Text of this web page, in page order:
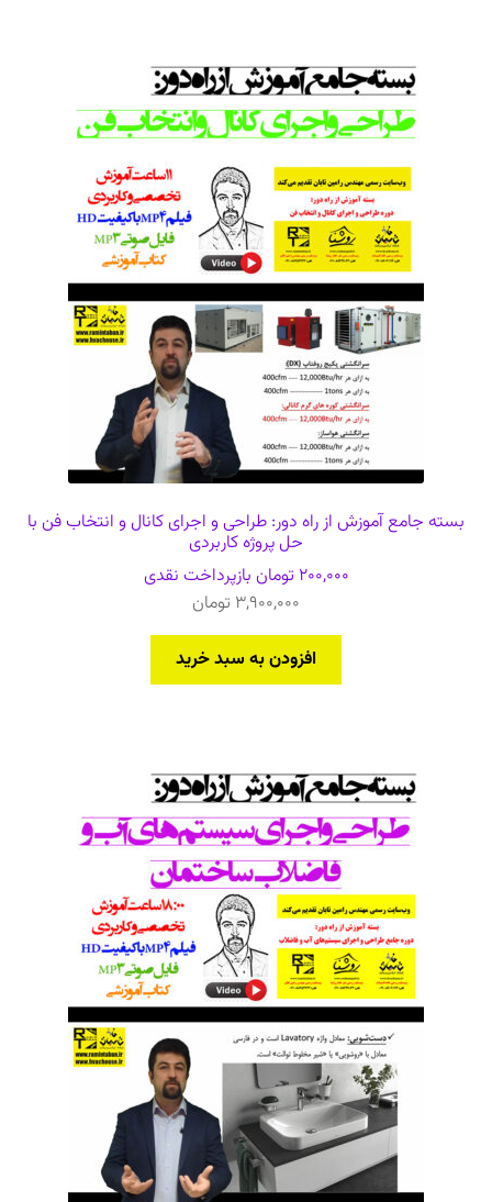
بسته جامع آموزش از راه دور: طراحی و اجرای کانال و انتخاب فن با
حل پروژه کاربردی
200,000 تومان بازپرداخت نقدی
3,900,000 تومان
افزودن به سبد خرید